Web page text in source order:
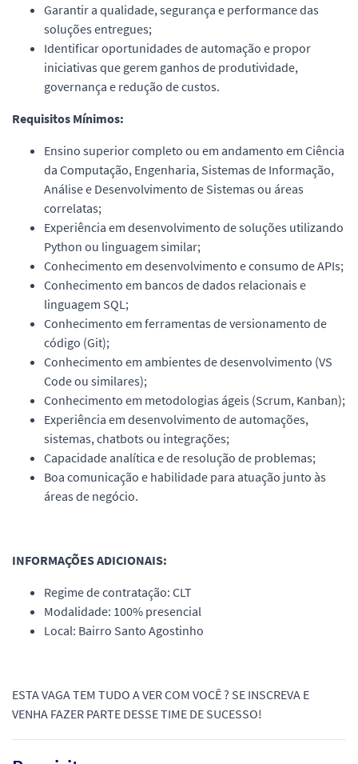
Garantir a qualidade, segurança e performance das
soluções entregues;
Identificar oportunidades de automação e propor
iniciativas que gerem ganhos de produtividade,
governança e redução de custos.
Requisitos Mínimos:
Ensino superior completo ou em andamento em Ciência
da Computação, Engenharia, Sistemas de Informação,
Análise e Desenvolvimento de Sistemas ou áreas
correlatas;
Experiência em desenvolvimento de soluções utilizando
Python ou linguagem similar;
Conhecimento em desenvolvimento e consumo de APIs;
Conhecimento em bancos de dados relacionais e
linguagem SQL;
Conhecimento em ferramentas de versionamento de
código (Git);
Conhecimento em ambientes de desenvolvimento (VS
Code ou similares);
Conhecimento em metodologias ágeis (Scrum, Kanban);
Experiência em desenvolvimento de automações,
sistemas, chatbots ou integrações;
Capacidade analítica e de resolução de problemas;
Boa comunicação e habilidade para atuação junto às
áreas de negócio.
INFORMAÇÕES ADICIONAIS:
Regime de contratação: CLT
Modalidade: 100% presencial
Local: Bairro Santo Agostinho
ESTA VAGA TEM TUDO A VER COM VOCÊ ? SE INSCREVA E
VENHA FAZER PARTE DESSE TIME DE SUCESSO!